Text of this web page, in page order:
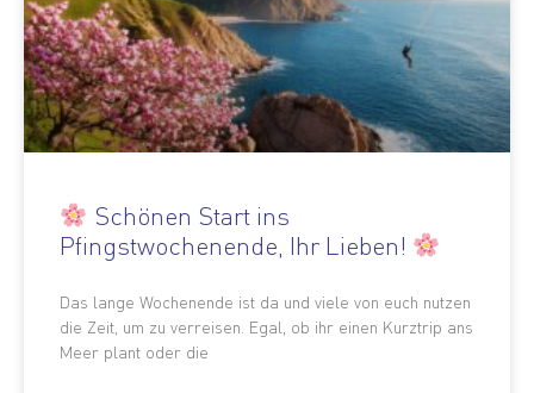
Schönen Start ins
Pfingstwochenende, Ihr Lieben!
Das lange Wochenende ist da und viele von euch nutzen
die Zeit, um zu verreisen. Egal, ob ihr einen Kurztrip ans
Meer plant oder die